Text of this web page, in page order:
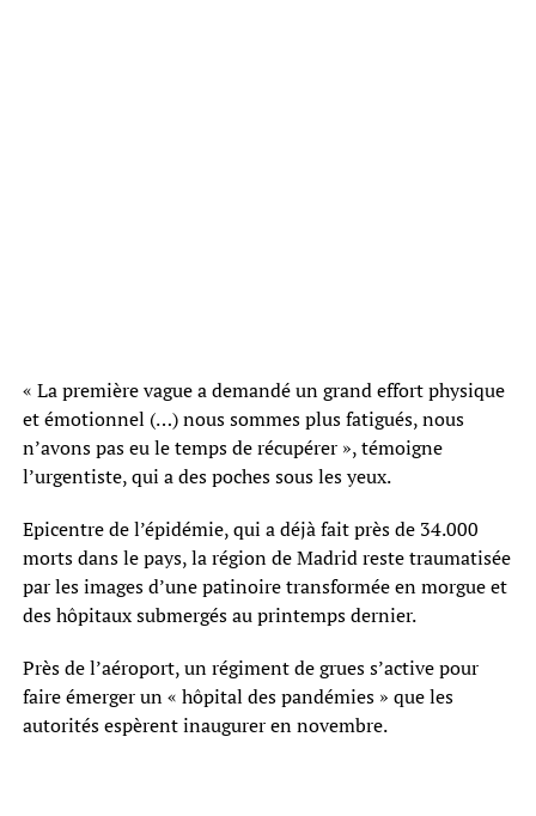
« La première vague a demandé un grand effort physique
et émotionnel (…) nous sommes plus fatigués, nous
n’avons pas eu le temps de récupérer », témoigne
l’urgentiste, qui a des poches sous les yeux.
Epicentre de l’épidémie, qui a déjà fait près de 34.000
morts dans le pays, la région de Madrid reste traumatisée
par les images d’une patinoire transformée en morgue et
des hôpitaux submergés au printemps dernier.
Près de l’aéroport, un régiment de grues s’active pour
faire émerger un « hôpital des pandémies » que les
autorités espèrent inaugurer en novembre.